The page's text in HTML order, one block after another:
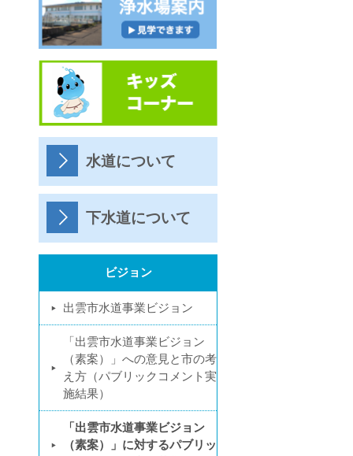
水道について
下水道について
ビジョン
出雲市水道事業ビジョン
「出雲市水道事業ビジョン
（素案）」への意見と市の考
え方（パブリックコメント実
施結果）
「出雲市水道事業ビジョン
（素案）」に対するパブリッ